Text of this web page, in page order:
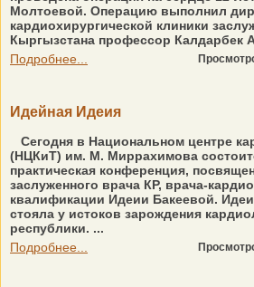
Молтоевой. Операцию выполнил
кардиохирургической клиники
Кыргызстана профессор Калдарбек
Подробнее...
Идейная Идеия
Сегодня в Национальном центре
(НЦКиТ) им. М. Миррахимова
практическая конференция,
заслуженного врача КР, врача-
квалификации Идеии Бакеевой.
стояла у истоков зарождения
республики. ...
Подробнее...